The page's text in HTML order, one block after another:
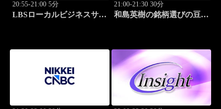
20:55-21:00 5分
LBSローカルビジネスサテ
21:00-21:30 30分
和島英樹の銘柄選びの豆知